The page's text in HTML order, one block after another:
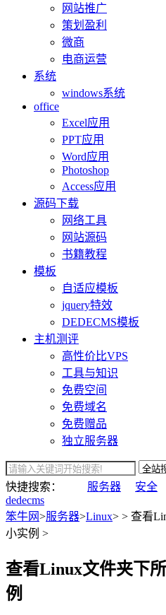
网站推广
策划盈利
微商
电商运营
系统
windows系统
office
Excel应用
PPT应用
Word应用
Photoshop
Access应用
源码下载
网络工具
网站源码
书籍教程
模板
自适应模板
jquery特效
DEDECMS模板
主机测评
高性价比VPS
工具与知识
免费空间
免费域名
免费赠品
独立服务器
快捷搜索： 服务器 安全
dedecms
笨牛网>服务器>Linux> > 查看
小实例 >
查看Linux文件夹下
例